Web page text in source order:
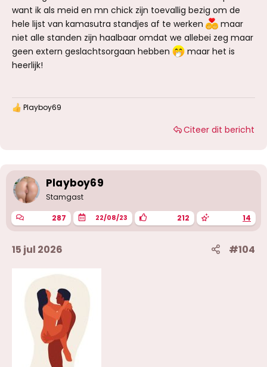
want ik als meid en mn chick zijn toevallig bezig om de
hele lijst van kamasutra standjes af te werken
maar
niet alle standen zijn haalbaar omdat we allebei zeg maar
geen extern geslachtsorgaan hebben
maar het is
heerlijk!
W
n
g
n
:
Playboy69
Citeer dit bericht
Playboy69
Stamgast
287 22/08/23 212 14
15 jul 2026 #104